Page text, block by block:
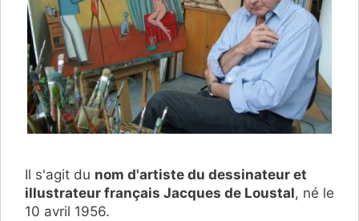
Il s'agit du nom d'artiste du dessinateur et
illustrateur français Jacques de Loustal, né le
10 avril 1956.